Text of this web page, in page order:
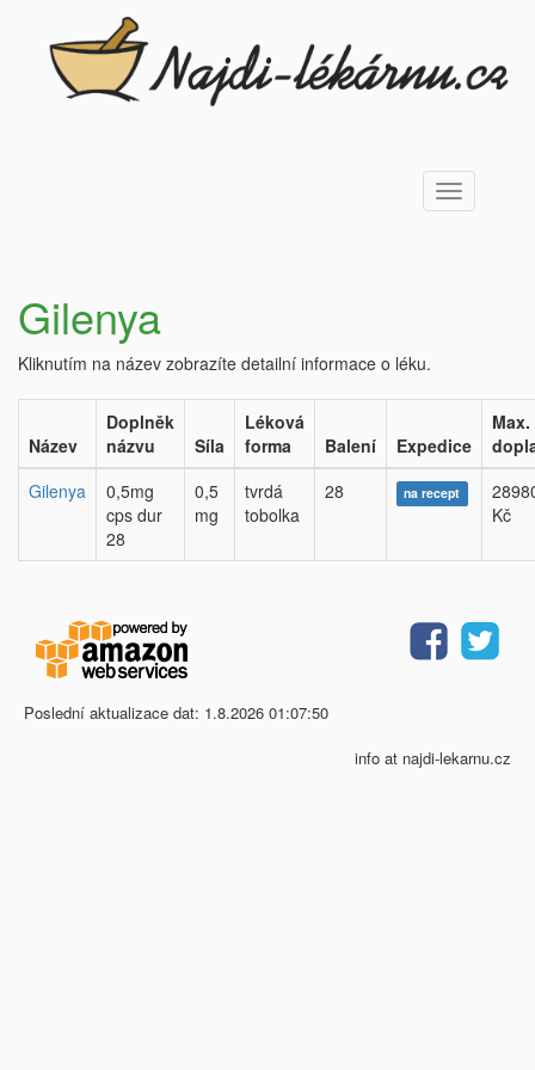
Toggle
navigation
Gilenya
Kliknutím na název zobrazíte detailní informace o léku.
Název
Doplněk
názvu
Síla
Léková
forma
Balení Expedice
Max.
Gilenya
0,5mg
cps dur
28
0,5
mg
tvrdá
tobolka
28 na recept
Kč
Poslední aktualizace dat: 1.8.2026 01:07:50
info at najdi-lekarnu.cz